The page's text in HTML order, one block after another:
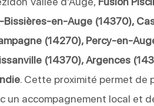
Bissières-en-Auge (14370),
(14270), Percy-en-
(14370), Argences
. Cette proximité permet de
un accompagnement local et